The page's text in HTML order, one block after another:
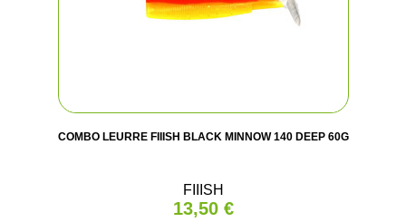
COMBO LEURRE FIIISH BLACK MINNOW 140 DEEP 60G
FIIISH
13,50 €